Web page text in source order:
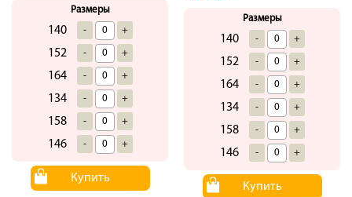
Размеры
140 - +
152 - +
164 - +
134 - +
158 - +
146 - +
Купить
Размеры
140 - +
152 - +
164 - +
134 - +
158 - +
146 - +
Купить